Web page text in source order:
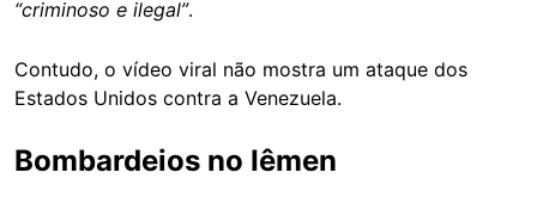
“criminoso e ilegal”.
Contudo, o vídeo viral não mostra um ataque dos
Estados Unidos contra a Venezuela.
Bombardeios no Iêmen